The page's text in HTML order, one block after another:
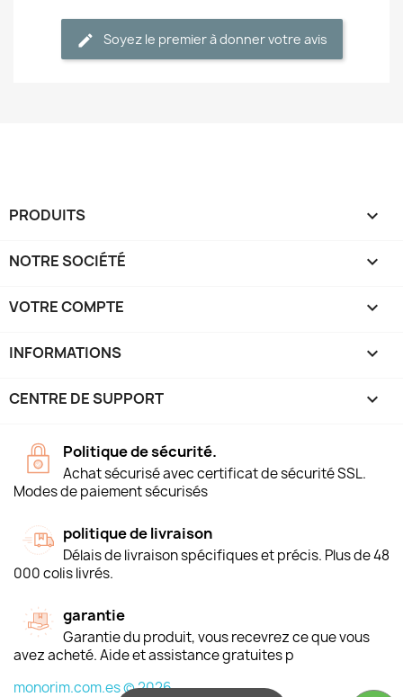
Soyez le premier à donner votre avis
PRODUITS 
NOTRE SOCIÉTÉ 
VOTRE COMPTE 
INFORMATIONS keyboard_arrow_down
CENTRE DE SUPPORT 
Politique de sécurité.
Achat sécurisé avec certificat de sécurité SSL.
Modes de paiement sécurisés
politique de livraison
Délais de livraison spécifiques et précis. Plus de 48
000 colis livrés.
garantie
Garantie du produit, vous recevrez ce que vous
avez acheté. Aide et assistance gratuites p
monorim.com.es © 2026